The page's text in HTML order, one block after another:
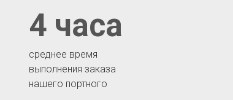
среднее время
выполнения заказа
нашего портного
4 часа